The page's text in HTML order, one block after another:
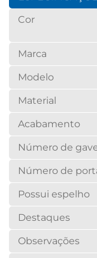
Cor
Marca
Modelo
Material
Acabamento
Número de
Número de
Possui espelho
Destaques
Observações